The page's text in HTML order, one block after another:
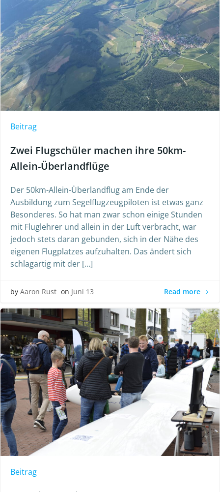
Beitrag
Zwei Flugschüler machen ihre 50km-
Allein-Überlandflüge
Der 50km-Allein-Überlandflug am Ende der
Ausbildung zum Segelflugzeugpiloten ist etwas ganz
Besonderes. So hat man zwar schon einige Stunden
mit Fluglehrer und allein in der Luft verbracht, war
jedoch stets daran gebunden, sich in der Nähe des
eigenen Flugplatzes aufzuhalten. Das ändert sich
schlagartig mit der […]
by Aaron Rust on Juni 13 Read more
Beitrag